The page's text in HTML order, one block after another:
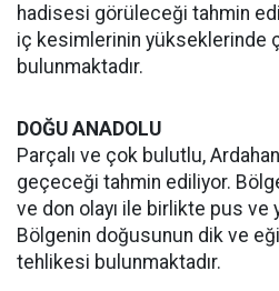
hadisesi görüleceği tahmin
iç kesimlerinin yükseklerinde
bulunmaktadır.
DOĞU ANADOLU
Parçalı ve çok bulutlu,
geçeceği tahmin ediliyor.
ve don olayı ile birlikte pus ve
Bölgenin doğusunun dik ve
tehlikesi bulunmaktadır.